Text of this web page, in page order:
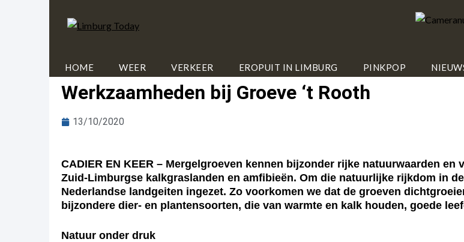
HOME WEER VERKEER EROPUIT IN LIMBURG PINKPOP
Werkzaamheden bij Groeve ‘t Rooth
13/10/2020
CADIER EN KEER – Mergelgroeven kennen bijzonder rijke natuurwaarden
Zuid-Limburgse kalkgraslanden en amfibieën. Om die natuurlijke rijkdom in
Nederlandse landgeiten ingezet. Zo voorkomen we dat de groeven
bijzondere dier- en plantensoorten, die van warmte en kalk houden, goede
Natuur onder druk